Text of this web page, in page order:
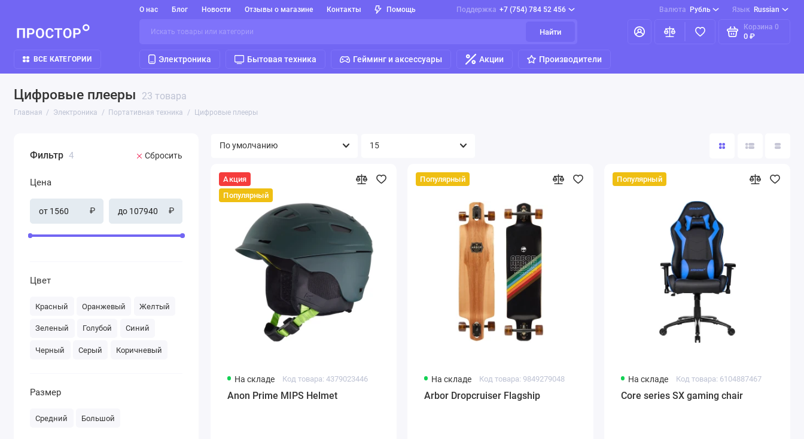
О нас Блог Новости Отзывы о магазине Контакты Помощь Поддержка +7 (754) 784 52 456 Валюта Рубль Язык Russian
Найти
Корзина 0
0 ₽
ВСЕ КАТЕГОРИИ Электроника Бытовая техника Гейминг и аксессуары Акции Производители
Цифровые плееры 23 товара
Главная Электроника Портативная техника Цифровые плееры
Фильтр 4 Сбросить
Цена
₽ ₽
Цвет
Красный Оранжевый Желтый
Зеленый Голубой Синий
Черный Серый Коричневый
Размер
Средний Большой
Акция
Популярный
На складе Код товара: 4379023446
Anon Prime MIPS Helmet
Популярный
На складе Код товара: 9849279048
Arbor Dropcruiser Flagship
Популярный
На складе Код товара: 6104887467
Core series SX gaming chair